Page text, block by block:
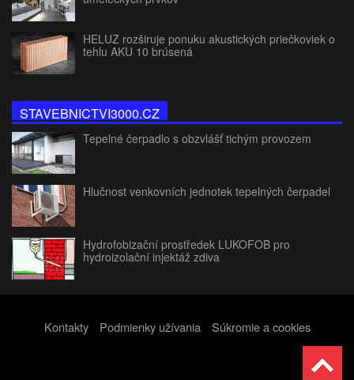
HELUZ rozširuje ponuku akustických priečkoviek o
tehlu AKU 10 brúsená
STAVEBNICTVI3000.CZ
Tepelné čerpadlo s obzvlášť tichým provozem
Hlučnost venkovních jednotek tepelných čerpadel
Hydrofobizační prostředek LUKOFOB pro
hydroizolační injektáž zdiva
Kontakty Podmienky užívania Súkromie a cookies